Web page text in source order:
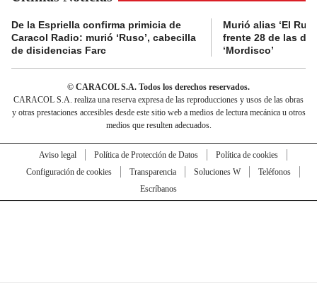
De la Espriella confirma primicia de
Caracol Radio: murió ‘Ruso’, cabecilla
de disidencias Farc
Murió alias ‘El
frente 28 de las
‘Mordisco’
© CARACOL S.A. Todos los derechos reservados.
CARACOL S.A. realiza una reserva expresa de las reproducciones y usos de las obras
y otras prestaciones accesibles desde este sitio web a medios de lectura mecánica u otros
medios que resulten adecuados.
Aviso legal Política de Protección de Datos
Política de cookies
Configuración de cookies
Transparencia Soluciones W
Teléfonos
Escríbanos